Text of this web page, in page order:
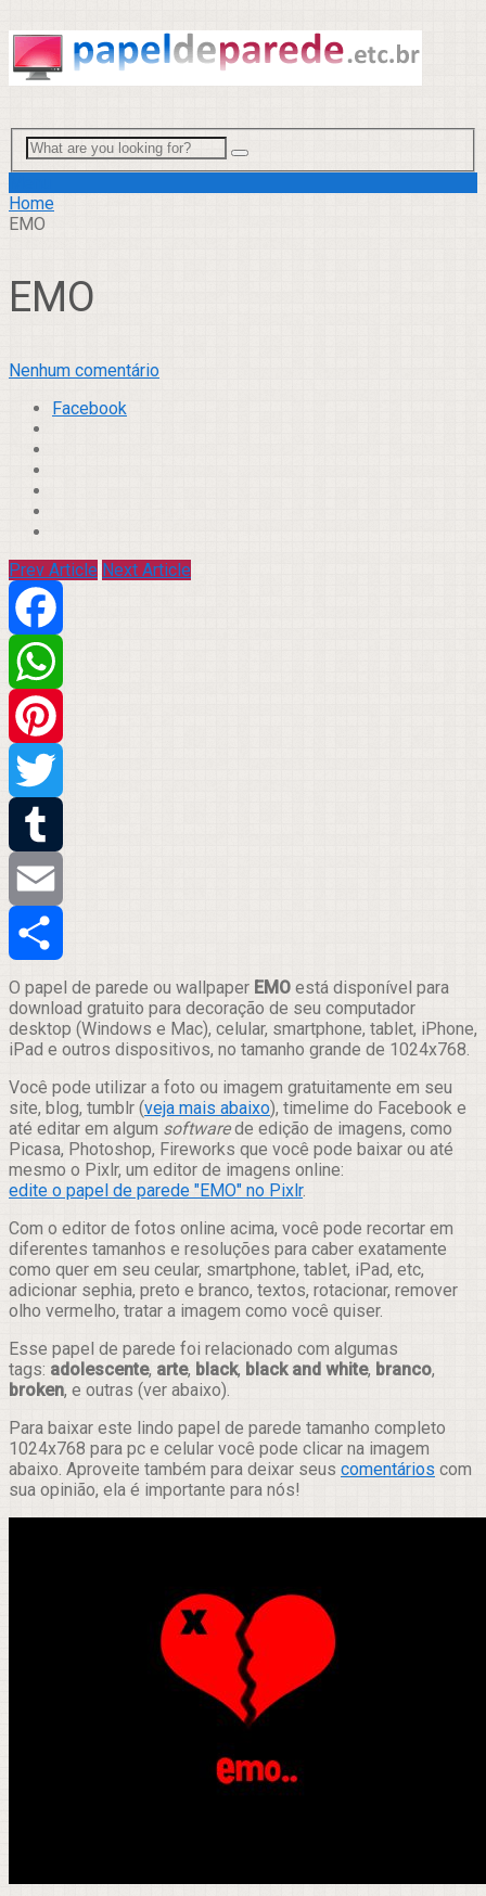
Home
EMO
EMO
Nenhum comentário
Facebook
Prev Article Next Article
Facebook
WhatsApp
Pinterest
Twitter
Tumblr
Email
Compartilhar
O papel de parede ou wallpaper EMO está disponível para
download gratuito para decoração de seu computador
desktop (Windows e Mac), celular, smartphone, tablet, iPhone,
iPad e outros dispositivos, no tamanho grande de 1024x768.
Você pode utilizar a foto ou imagem gratuitamente em seu
site, blog, tumblr (veja mais abaixo), timelime do Facebook e
até editar em algum softwarede edição de imagens, como
Picasa, Photoshop, Fireworks que você pode baixar ou até
mesmo o Pixlr, um editor de imagens online:
edite o papel de parede "EMO" no Pixlr.
Com o editor de fotos online acima, você pode recortar em
diferentes tamanhos e resoluções para caber exatamente
como quer em seu ceular, smartphone, tablet, iPad, etc,
adicionar sephia, preto e branco, textos, rotacionar, remover
olho vermelho, tratar a imagem como você quiser.
Esse papel de parede foi relacionado com algumas
tags: adolescente, arte, black, black and white, branco,
broken, e outras (ver abaixo).
Para baixar este lindo papel de parede tamanho completo
1024x768 para pc e celular você pode clicar na imagem
abaixo. Aproveite também para deixar seus comentários com
sua opinião, ela é importante para nós!